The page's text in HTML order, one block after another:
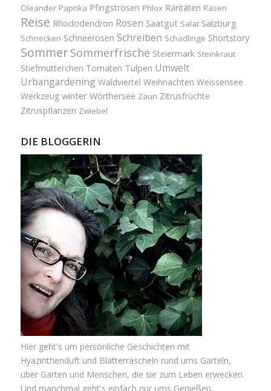
Oleander Paprika Pfingstrosen Phlox Raritäten Rasen
Reise Rhododendron Rosen Saatgut Salat Salzburg
Schnecken Schneerosen Schreiben Schädlinge Shortstory
Sommer Sommerfrische Steiermark Steinkraut
Stiefmütterchen Tomaten Tulpen Umwelt
Urbangardening Waldviertel Weihnachten Weissensee
Werkzeug winter Wörthersee Zaun Zitrusfrüchte
Zitruspflanzen Zwiebel
DIE BLOGGERIN
Hier geht's um persönliche Geschichten mit
Hyazinthenduft und Blätterrascheln rund ums Garteln,
über Gärten und Menschen, die sie zum Leben erwecken.
Und manchmal geht's einfach nur ums Genießen.